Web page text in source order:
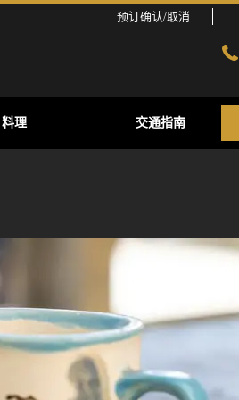
预订确认/取消
料理 交通指南